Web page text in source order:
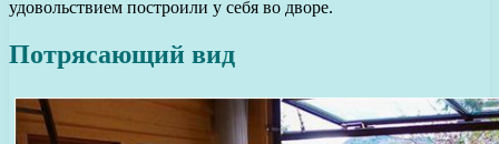
удовольствием построили у себя во дворе.
Потрясающий вид